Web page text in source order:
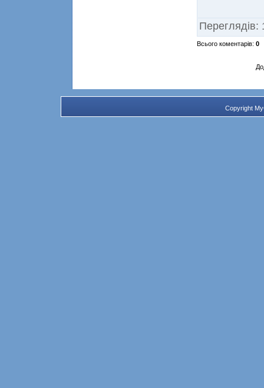
Переглядів:
Всього коментарів: 0
Copyright